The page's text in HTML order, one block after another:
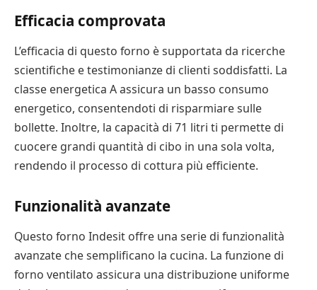
Efficacia comprovata
L’efficacia di questo forno è supportata da ricerche
scientifiche e testimonianze di clienti soddisfatti. La
classe energetica A assicura un basso consumo
energetico, consentendoti di risparmiare sulle
bollette. Inoltre, la capacità di 71 litri ti permette di
cuocere grandi quantità di cibo in una sola volta,
rendendo il processo di cottura più efficiente.
Funzionalità avanzate
Questo forno Indesit offre una serie di funzionalità
avanzate che semplificano la cucina. La funzione di
forno ventilato assicura una distribuzione uniforme